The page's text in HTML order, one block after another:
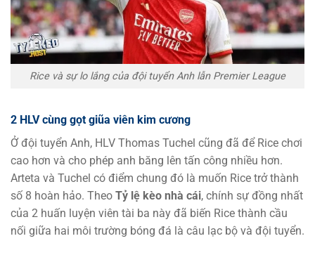
Rice và sự lo lắng của đội tuyển Anh lẫn Premier League
2 HLV cùng gọt giũa viên kim cương
Ở đội tuyển Anh, HLV Thomas Tuchel cũng đã để Rice chơi
cao hơn và cho phép anh băng lên tấn công nhiều hơn.
Arteta và Tuchel có điểm chung đó là muốn Rice trở thành
số 8 hoàn hảo. Theo Tỷ lệ kèo nhà cái, chính sự đồng nhất
của 2 huấn luyện viên tài ba này đã biến Rice thành cầu
nối giữa hai môi trường bóng đá là câu lạc bộ và đội tuyển.